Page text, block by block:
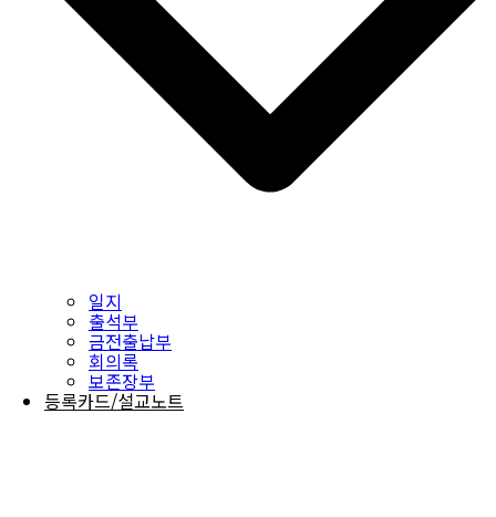
일지
출석부
금전출납부
회의록
보존장부
등록카드/설교노트